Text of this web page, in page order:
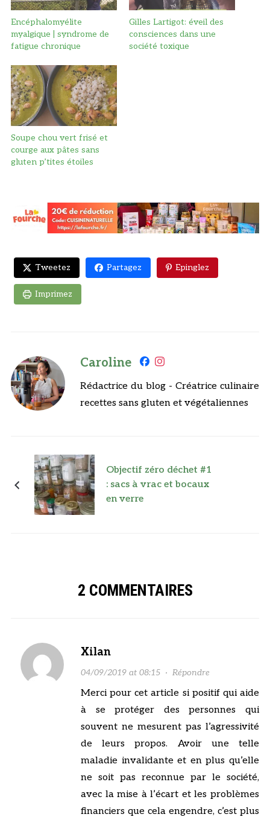
Encéphalomyélite
myalgique | syndrome de
fatigue chronique
Gilles Lartigot: éveil des
consciences dans une
société toxique
Soupe chou vert frisé et
courge aux pâtes sans
gluten p’tites étoiles
Tweetez Partagez Epinglez
Imprimez
Caroline
Rédactrice du blog - Créatrice culinaire
recettes sans gluten et végétaliennes
Objectif zéro déchet #1
: sacs à vrac et bocaux
en verre
2 COMMENTAIRES
Xilan
04/09/2019 at 08:15· Répondre
Merci pour cet article si positif qui aide
à se protéger des personnes qui
souvent ne mesurent pas l’agressivité
de leurs propos. Avoir une telle
maladie invalidante et en plus qu’elle
ne soit pas reconnue par le société,
avec la mise à l’écart et les problèmes
financiers que cela engendre, c’est plus